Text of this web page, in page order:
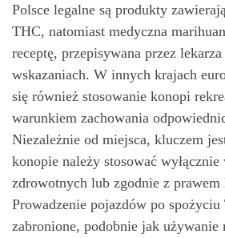
Polsce legalne są produkty
THC, natomiast medyczna
receptę, przepisywana przez
wskazaniach. W innych krajach
się również stosowanie konopi
warunkiem zachowania
Niezależnie od miejsca, kluczem
konopie należy stosować wyłącznie
zdrowotnych lub zgodnie z
Prowadzenie pojazdów po
zabronione, podobnie jak używanie